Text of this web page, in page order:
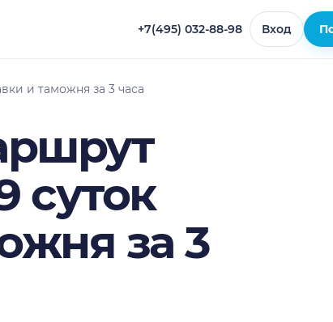
+7(495) 032-88-98 Вход
и таможня за 3 часа
суток
за 3